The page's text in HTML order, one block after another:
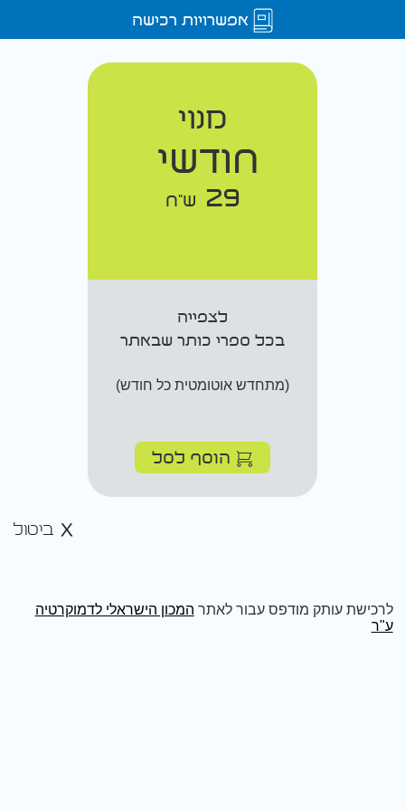
אפשרויות רכישה
מנוי
חודשי
29 ש"ח
לצפייה
בכל ספרי כותר שבאתר
(מתחדש אוטומטית כל חודש)
הוסף לסל
ביטול
לרכישת עותק מודפס עבור לאתר המכון הישראלי לדמוקרטיה
ע"ר